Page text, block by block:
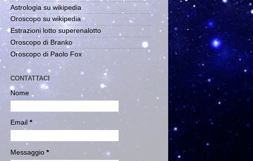
Astrologia su wikipedia
Oroscopo su wikipedia
Estrazioni lotto superenalotto
Oroscopo di Branko
Oroscopo di Paolo Fox
CONTATTACI
Nome
Email *
Messaggio *